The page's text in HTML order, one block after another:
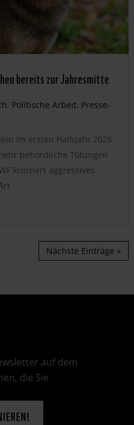
bereits zur Jahresmitte
, Politische Arbeit, Presse-
im ersten Halbjahr 2026
behördliche Tötungen
kritisiert aggressives
Nächste Einträge »
auf dem
die Sie